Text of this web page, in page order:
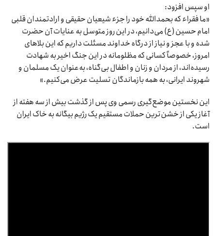
او سپس افزود:
«ما فقراء که بحمدالله خود را جزء شیعیان حقیقی و ارادتمندان قلبی
امام حسین (ع) می‌دانیم، در این روز متوسل به عنایات آن حضرت
شده و با عجز و نیاز از درگاه خداوند مسئلت داریم که این بلاهای
امروز، خصوصاً کسانی که مظلومانه در این جنگ اخیر به شهادت
رسیده‌اند، از مردان و زنان و اطفال بی‌گناه، به‌عنوان یک مسلمان و
شهروند ایرانی، به همه بازماندگان تسلیت عرض می‌کنیم.»
این نخستین موضع‌گیری رسمی وی پس از گذشت بیش از سه هفته از
آغاز یکی از خشن‌ترین حملات مستقیم یک رژیم بیگانه به خاک ایران
است.